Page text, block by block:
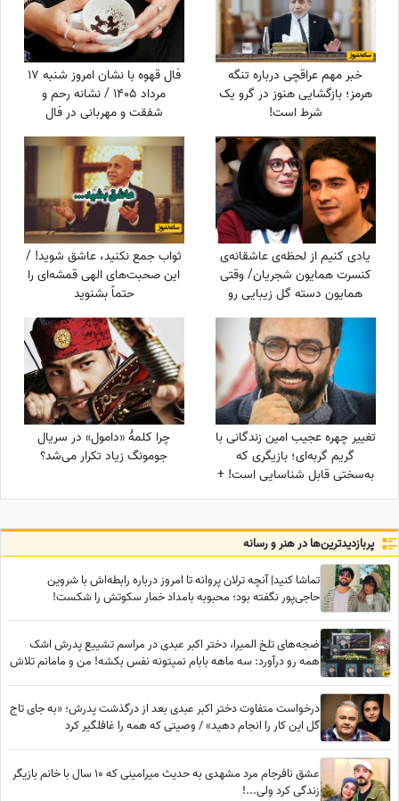
خبر مهم عراقچی درباره تنگه
هرمز؛ بازگشایی هنوز در گرو یک
شرط است!
فال قهوه با نشان امروز شنبه 17
مرداد 1405 / نشانه رحم و
شفقت و مهربانی در فال
شماست، غافل نشوید؛ از
دوستان ناباب بپرهیزید
یادی کنیم از لحظه‌ی عاشقانه‌ی
کنسرت همایون شجریان/ وقتی
همایون دسته گل زیبایی رو
تقدیم میکنه به سحر
دولت‌شاهی/ چه تیپ مینیمال و
شیکی زده سحر خانم!
ثواب جمع نکنید، عاشق شوید! /
این صحبت‌های الهی قمشه‌ای را
حتماً بشنوید
تغییر چهره عجیب امین زندگانی با
گریم گربه‌ای؛ بازیگری که
به‌سختی قابل شناسایی است! +
عکس
چرا کلمۀ «دامول» در سریال
جومونگ زیاد تکرار می‌شد؟
پربازدید‌ترین‌ها در هنر و رسانه
تماشا کنید| آنچه ترلان پروانه تا امروز درباره رابطه‌اش با شروین
حاجی‌پور نگفته بود؛ محبوبه بامداد خمار سکوتش را شکست!
ضجه‌های تلخ المیرا، دختر اکبر عبدی در مراسم تشییع پدرش اشک
همه رو درآورد: سه ماهه بابام نمیتونه نفس بکشه! من و مامانم تلاش
درخواست متفاوت دختر اکبر عبدی بعد از درگذشت پدرش؛ «به جای تاج
گل این کار را انجام دهید» / وصیتی که همه را غافلگیر کرد
عشق نافرجام مرد مشهدی به حدیث میرامینی که 10 سال با خانم بازیگر
زندگی کرد ولی...!